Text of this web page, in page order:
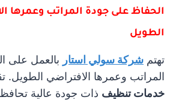
الحفاظ على جودة المراتب وعمرها
الطويل
تهتم شركة سولي استار بالعمل على
المراتب وعمرها الافتراضي الطويل.
خدمات تنظيف ذات جودة عالية